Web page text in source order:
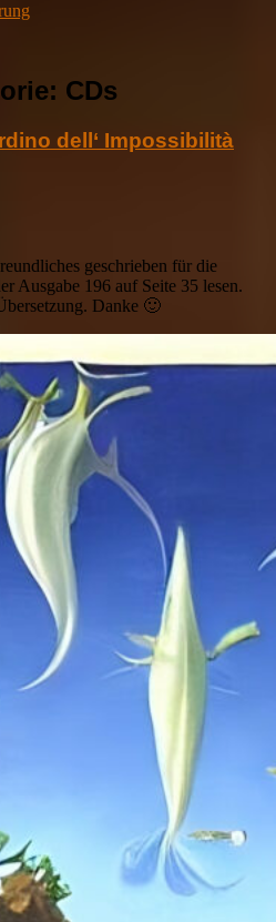
CDs
dell‘ Impossibilità
geschrieben für die
Ausgabe 196 auf Seite 35 lesen.
Danke 🙂